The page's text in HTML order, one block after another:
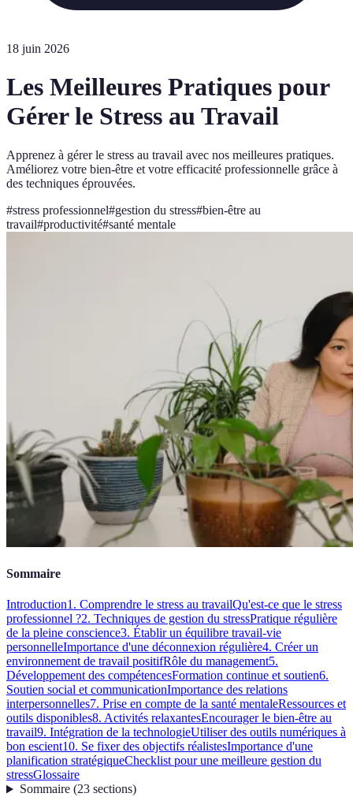
18 juin 2026
Les Meilleures Pratiques pour
Gérer le Stress au Travail
Apprenez à gérer le stress au travail avec nos meilleures pratiques.
Améliorez votre bien-être et votre efficacité professionnelle grâce à
des techniques éprouvées.
#stress professionnel#gestion du stress#bien-être au
travail#productivité#santé mentale
Sommaire
Introduction1. Comprendre le stress au travailQu'est-ce que le stress
professionnel ?2. Techniques de gestion du stressPratique régulière
de la pleine conscience3. Établir un équilibre travail-vie
personnelleImportance d'une déconnexion régulière4. Créer un
environnement de travail positifRôle du management5.
Développement des compétencesFormation continue et soutien6.
Soutien social et communicationImportance des relations
interpersonnelles7. Prise en compte de la santé mentaleRessources et
outils disponibles8. Activités relaxantesEncourager le bien-être au
travail9. Intégration de la technologieUtiliser des outils numériques à
bon escient10. Se fixer des objectifs réalistesImportance d'une
planification stratégiqueChecklist pour une meilleure gestion du
stressGlossaire
Sommaire(23 sections)